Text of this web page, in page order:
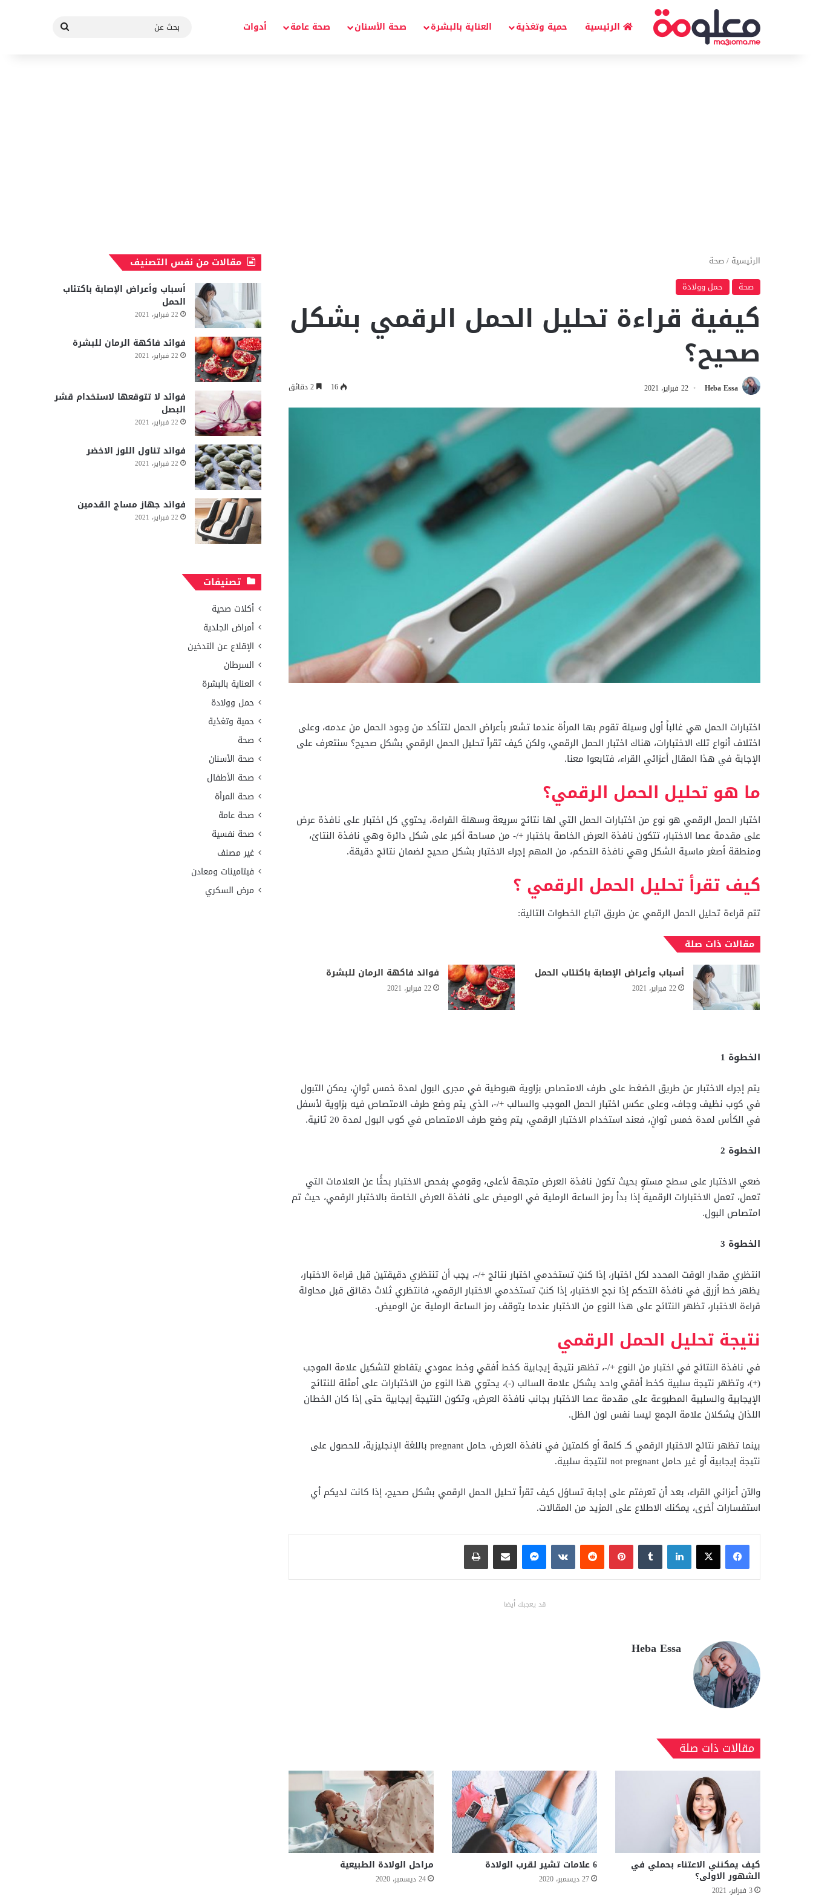
الرئيسية حمية وتغذية العناية بالبشرة صحة الأسنان صحة عامة أدوات
بحث
الرئيسية /صحة
صحة
حمل وولادة
كيفية قراءة تحليل الحمل الرقمي بشكل
صحيح؟
Heba Essa 22 فبراير، 2021 16
اختبارات الحمل هي غالباً أول وسيلة تقوم بها المرأة عندما تشعر بأعراض الحمل لتتأكد من وجود الحمل من عدمه، وعلى
اختلاف أنواع تلك الاختبارات، هناك اختبار الحمل الرقمي، ولكن كيف تقرأ تحليل الحمل الرقمي بشكل صحيح؟ سنتعرف على
الإجابة في هذا المقال أعزائي القراء، فتابعوا معنا.
ما هو تحليل الحمل الرقمي؟
اختبار الحمل الرقمي هو نوع من اختبارات الحمل التي لها نتائج سريعة وسهلة القراءة، يحتوي كل اختبار على نافذة عرض
على مقدمة عصا الاختبار، تتكون نافذة العرض الخاصة باختبار +/- من مساحة أكبر على شكل دائرة وهي نافذة النتائ،
ومنطقة أصغر ماسية الشكل وهي نافذة التحكم، من المهم إجراء الاختبار بشكل صحيح لضمان نتائج دقيقة.
كيف تقرأ تحليل الحمل الرقمي ؟
تتم قراءة تحليل الحمل الرقمي عن طريق اتباع الخطوات التالية:
مقالات ذات صلة
أسباب وأعراض الإصابة باكتئاب الحمل
22 فبراير، 2021
فوائد فاكهة الرمان للبشرة
22 فبراير، 2021
الخطوة 1
يتم إجراء الاختبار عن طريق الضغط على طرف الامتصاص بزاوية هبوطية في مجرى البول لمدة خمس ثوانٍ، يمكن التبول
في كوب نظيف وجاف، وعلى عكس اختبار الحمل الموجب والسالب +/-، الذي يتم وضع طرف الامتصاص فيه بزاوية لأسفل
في الكأس لمدة خمس ثوانٍ، فعند استخدام الاختبار الرقمي، يتم وضع طرف الامتصاص في كوب البول لمدة 20 ثانية.
الخطوة 2
ضعي الاختبار على سطح مستوٍ بحيث تكون نافذة العرض متجهة لأعلى، وقومي بفحص الاختبار بحثًا عن العلامات التي
تعمل، تعمل الاختبارات الرقمية إذا بدأ رمز الساعة الرملية في الوميض على نافذة العرض الخاصة بالاختبار الرقمي، حيث تم
امتصاص البول.
الخطوة 3
انتظري مقدار الوقت المحدد لكل اختبار، إذا كنتِ تستخدمي اختبار نتائج +/-، يجب أن تنتظري دقيقتين قبل قراءة الاختبار،
يظهر خط أزرق في نافذة التحكم إذا نجح الاختبار، إذا كنتِ تستخدمي الاختبار الرقمي، فانتظري ثلاث دقائق قبل محاولة
قراءة الاختبار، تظهر النتائج على هذا النوع من الاختبار عندما يتوقف رمز الساعة الرملية عن الوميض.
نتيجة تحليل الحمل الرقمي
في نافذة النتائج في اختبار من النوع +/-، تظهر نتيجة إيجابية كخط أفقي وخط عمودي يتقاطع لتشكيل علامة الموجب
(+)، وتظهر نتيجة سلبية كخط أفقي واحد يشكل علامة السالب (-)، يحتوي هذا النوع من الاختبارات على أمثلة للنتائج
الإيجابية والسلبية المطبوعة على مقدمة عصا الاختبار بجانب نافذة العرض، وتكون النتيجة إيجابية حتى إذا كان الخطان
اللذان يشكلان علامة الجمع ليسا نفس لون الظل.
بينما تظهر نتائج الاختبار الرقمي كـ كلمة أو كلمتين في نافذة العرض، حامل pregnant باللغة الإنجليزية، للحصول على
نتيجة إيجابية أو غير حامل not pregnant لنتيجة سلبية.
والآن أعزائي القراء، بعد أن تعرفتم على إجابة تساؤل كيف تقرأ تحليل الحمل الرقمي بشكل صحيح، إذا كانت لديكم أي
استفسارات أخرى، يمكنك الاطلاع على المزيد من المقالات.
فيسبوكX لينكدإن بينتيريست ماسنجر مشاركة عبر البريد طباعة
قد يعجبك أيضا
Heba Essa
مقالات ذات صلة
كيف يمكنني الاعتناء بحملي في
الشهور الاولى؟
3 فبراير، 2021
6 علامات تشير لقرب الولادة
27 ديسمبر، 2020
مراحل الولادة الطبيعية
24 ديسمبر، 2020
مقالات من نفس التصنيف
أسباب وأعراض الإصابة باكتئاب
الحمل
22 فبراير، 2021
فوائد فاكهة الرمان للبشرة
22 فبراير، 2021
فوائد لا تتوقعها لاستخدام قشر
البصل
22 فبراير، 2021
فوائد تناول اللوز الاخضر
22 فبراير، 2021
فوائد جهاز مساج القدمين
22 فبراير، 2021
تصنيفات
أكلات صحية
أمراض الجلدية
الإقلاع عن التدخين
السرطان
العناية بالبشرة
حمل وولادة
حمية وتغذية
صحة
صحة الأسنان
صحة الأطفال
صحة المرأة
صحة عامة
صحة نفسية
غير مصنف
فيتامينات ومعادن
مرض السكري